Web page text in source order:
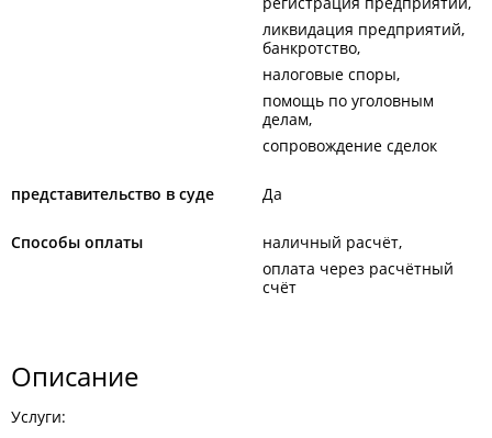
ликвидация предприятий,
банкротство
налоговые споры
помощь по уголовным
делам
сопровождение сделок
представительство в суде Да
Способы оплаты
наличный расчёт
оплата через расчётный
счёт
Описание
Услуги: